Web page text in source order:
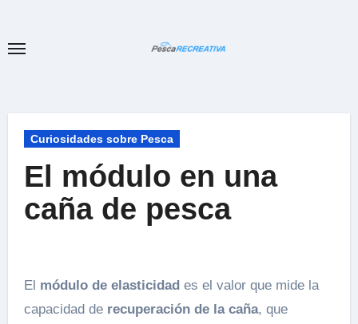
contenido
Curiosidades sobre Pesca
El módulo en una
caña de pesca
El módulo de elasticidades el valor que mide la
capacidad derecuperación de la caña, que